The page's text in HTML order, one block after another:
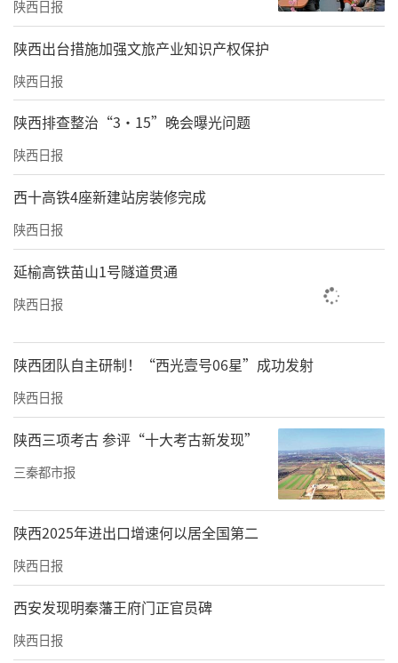
陕西日报
​陕西出台措施加强文旅产业知识产权保护
陕西日报
陕西排查整治“3·15”晚会曝光问题
陕西日报
西十高铁4座新建站房装修完成
陕西日报
延榆高铁苗山1号隧道贯通
陕西日报
陕西团队自主研制！“西光壹号06星”成功发射
陕西日报
陕西三项考古 参评“十大考古新发现”
三秦都市报
陕西2025年进出口增速何以居全国第二
陕西日报
西安发现明秦藩王府门正官员碑
陕西日报